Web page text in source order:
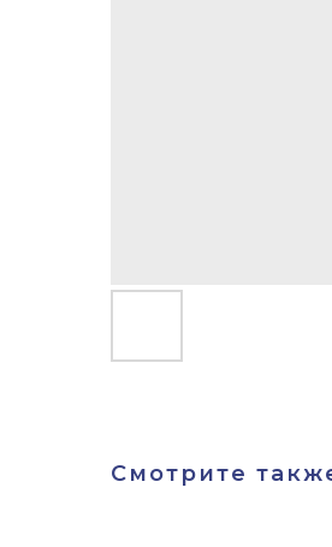
Смотрите